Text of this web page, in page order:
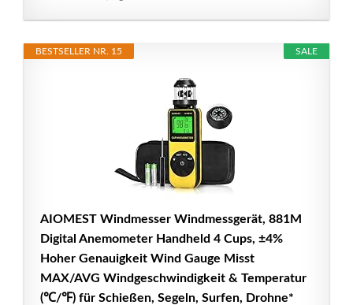
SALE
BESTSELLER NR. 15
AIOMEST Windmesser Windmessgerät, 881M
Digital Anemometer Handheld 4 Cups, ±4%
Hoher Genauigkeit Wind Gauge Misst
MAX/AVG Windgeschwindigkeit & Temperatur
(℃/℉) für Schießen, Segeln, Surfen, Drohne*